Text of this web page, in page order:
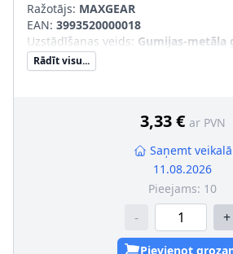
Ražotājs: MAXGEAR
EAN: 3993520000018
Uzstādīšanas veids: Gumijas-metāla
Rādīt visu...
3,33 € ar PVN
Saņemt veikalā
11.08.2026
Pieejams: 10
- +
Pievienot